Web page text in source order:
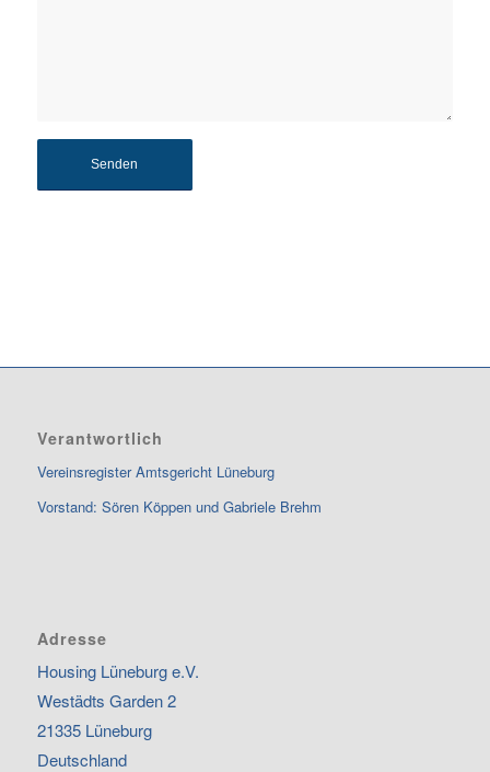
Verantwortlich
Vereinsregister Amtsgericht Lüneburg
Vorstand: Sören Köppen und Gabriele Brehm
Adresse
Housing Lüneburg e.V.
Westädts Garden 2
21335 Lüneburg
Deutschland